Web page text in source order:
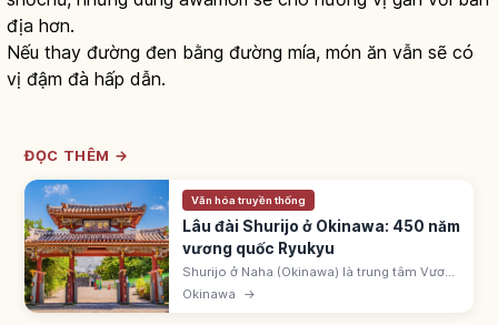
địa hơn.
Nếu thay đường đen bằng đường mía, món ăn vẫn sẽ có
vị đậm đà hấp dẫn.
ĐỌC THÊM →
Văn hóa truyền thống
Lâu đài Shurijo ở Okinawa: 450 năm
vương quốc Ryukyu
Shurijo ở Naha (Okinawa) là trung tâm Vương
quốc Ryukyu suốt 450 năm. UNESCO 2000.
Okinawa →